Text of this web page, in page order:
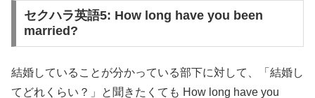
セクハラ英語5: How long have you been
married?
結婚していることが分かっている部下に対して、「結婚し
てどれくらい？」と聞きたくても How long have you